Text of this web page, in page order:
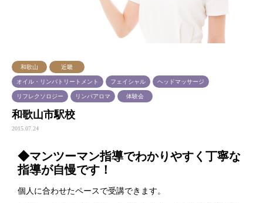
和歌山 近畿
オイル・リンパトリートメント フェイシャル ヘッドマッサージ
リフレクソロジー リンパアロマ 体験会
和歌山市駅校
2015.07.24
◆マンツーマン指導でわかりやすく丁寧な
指導が自慢です！
個人に合わせたペースで受講できます。